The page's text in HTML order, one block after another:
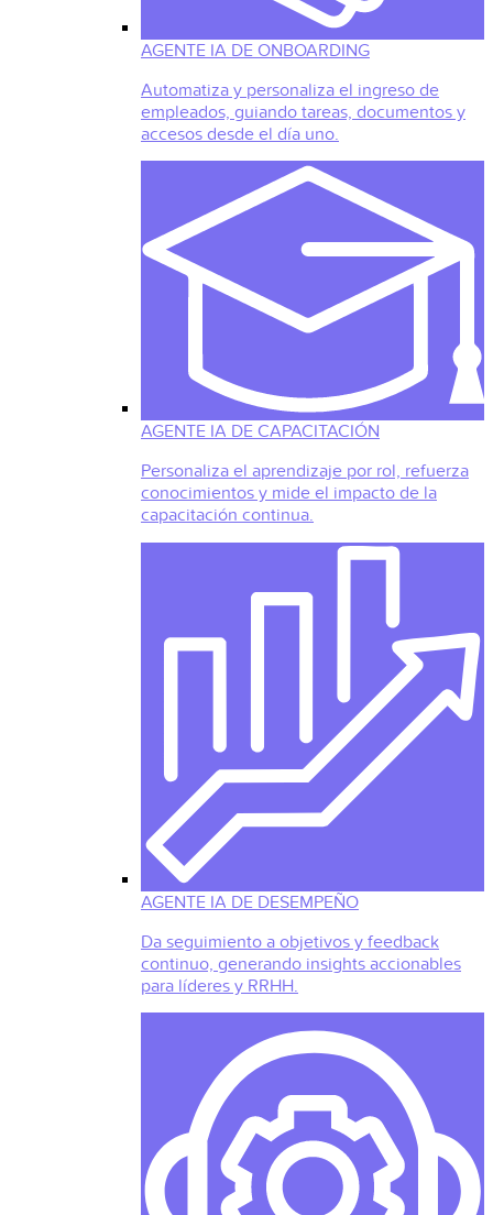
AGENTE IA DE ONBOARDING
Automatiza y personaliza el ingreso de
empleados, guiando tareas, documentos y
accesos desde el día uno.
AGENTE IA DE CAPACITACIÓN
Personaliza el aprendizaje por rol, refuerza
conocimientos y mide el impacto de la
capacitación continua.
AGENTE IA DE DESEMPEÑO
Da seguimiento a objetivos y feedback
continuo, generando insights accionables
para líderes y RRHH.